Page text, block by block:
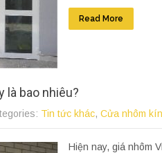
Read More
là bao nhiêu?
Tin tức khác, Cửa nhôm
Hiện nay, giá nhôm